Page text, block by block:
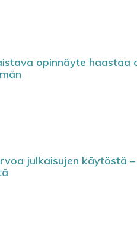
opinnäyte haastaa
julkaisujen käytöstä